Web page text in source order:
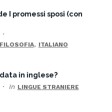
I promessi sposi (con
, ITALIANO
in inglese?
In LINGUE STRANIERE